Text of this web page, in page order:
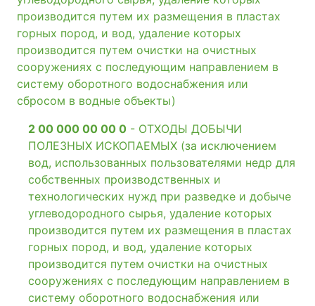
производится путем их размещения в пластах
горных пород, и вод, удаление которых
производится путем очистки на очистных
сооружениях с последующим направлением в
систему оборотного водоснабжения или
сбросом в водные объекты)
2 00 000 00 00 0 - ОТХОДЫ ДОБЫЧИ
ПОЛЕЗНЫХ ИСКОПАЕМЫХ (за исключением
вод, использованных пользователями недр для
собственных производственных и
технологических нужд при разведке и добыче
углеводородного сырья, удаление которых
производится путем их размещения в пластах
горных пород, и вод, удаление которых
производится путем очистки на очистных
сооружениях с последующим направлением в
систему оборотного водоснабжения или